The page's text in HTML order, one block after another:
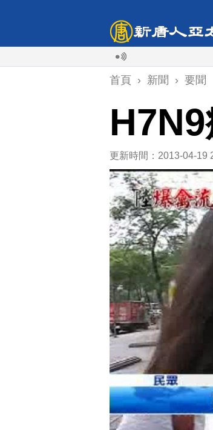
首頁 › 新聞 › 要聞
更新時間：2013-04-19